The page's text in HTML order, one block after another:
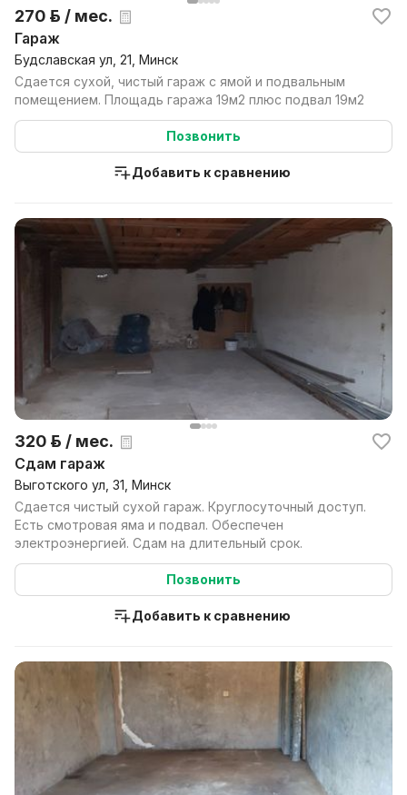
270 р. / мес.
Гараж
Будславская ул, 21, Минск
Сдается сухой, чистый гараж с ямой и подвальным
помещением. Площадь гаража 19м2 плюс подвал 19м2
Позвонить
Добавить к сравнению
320 р. / мес.
Сдам гараж
Выготского ул, 31, Минск
Сдается чистый сухой гараж. Круглосуточный доступ.
Есть смотровая яма и подвал. Обеспечен
электроэнергией. Сдам на длительный срок.
Позвонить
Добавить к сравнению